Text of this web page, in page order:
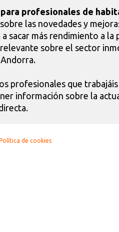
profesionales de
las novedades y
sacar más rendimiento a la
sobre el sector
profesionales que
información sobre la
de cookies